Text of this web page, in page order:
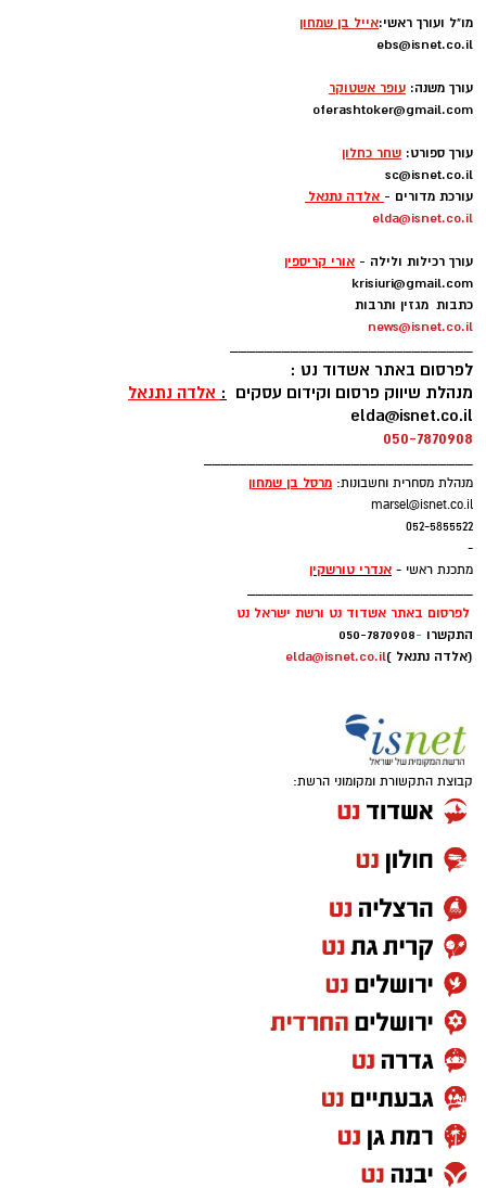
מו"ל ועורך ראשי:אייל בן שמחון
ebs@isnet.co.il
עורך משנה: עופר אשטוקר
oferashtoker@gmail.com
עורך ספורט: שחר כחלון
sc@isnet.co.il
עורכת מדורים - אלדה נתנאל
elda@isnet.co.il
עורך רכילות ולילה - אורי קריספין
krisiuri@gmail.com
כתבות מגזין ותרבות
news@isnet.co.il
____________________________
לפרסום באתר אשדוד נט :
מנהלת שיווק פרסום וקידום עסקים : אלדה נתנאל
elda@isnet.co.il
050-7870908
_______________________________
מנהלת מסחרית וחשבונות: מרסל בן שמחון
marsel@isnet.co.il
052-5855522
-
מתכנת ראשי - אנדרי טורשקין
__________________________
לפרסום באתר אשדוד נט ורשת ישראל נט
התקשרו -
050-7870908
(אלדה נתנאל )elda@isnet.co.il
קבוצת התקשורת ומקומוני הרשת: